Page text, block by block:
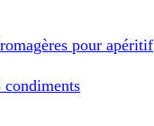
pour apéritif